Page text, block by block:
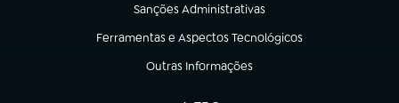
Sanções Administrativas
(abre em nova aba)
Ferramentas e Aspectos Tecnológicos
(abre em nova aba)
Outras Informações
(abre em nova aba)